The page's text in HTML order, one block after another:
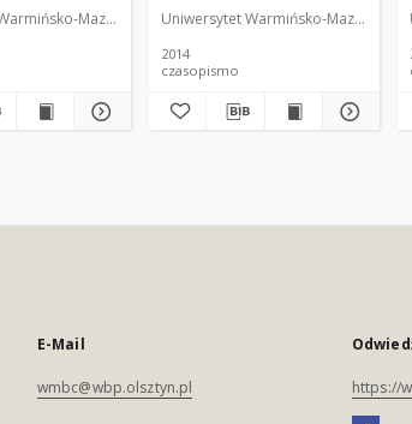
Mazurski Biolik, Maria. Redaktor
Uniwersytet Warmińsko-Mazurski
2014
czasopismo
E-Mail
wmbc@wbp.olsztyn.pl https://